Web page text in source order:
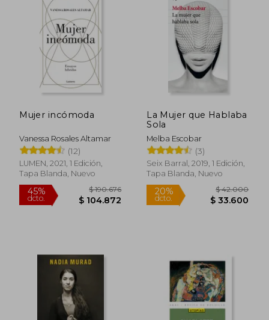
dcto. $ 68.000 dcto. $
Mujer incómoda
Vanessa Rosales Altamar
(12)
LUMEN, 2021, 1 Edición,
Tapa Blanda, Nuevo
La Mujer que Hablaba
Sola
Melba Escobar
(3)
Seix Barral, 2019, 1 Edición,
Tapa Blanda, Nuevo